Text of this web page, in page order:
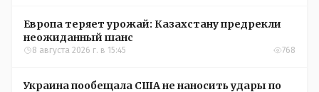
Европа теряет урожай: Казахстану предрекли
неожиданный шанс
8 августа 2026 г. в 15:45 768
Украина пообещала США не наносить удары по